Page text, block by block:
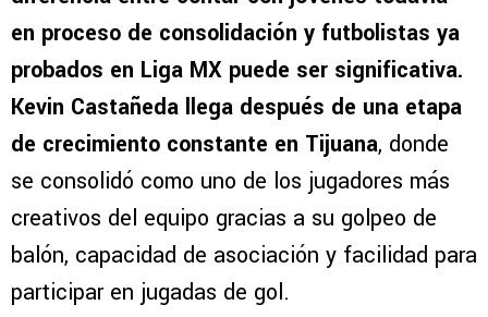
en proceso de consolidación y futbolistas ya
probados en Liga MX puede ser significativa.
Kevin Castañeda llega después de una etapa
de crecimiento constante en Tijuana, donde
se consolidó como uno de los jugadores más
creativos del equipo gracias a su golpeo de
balón, capacidad de asociación y facilidad para
participar en jugadas de gol.